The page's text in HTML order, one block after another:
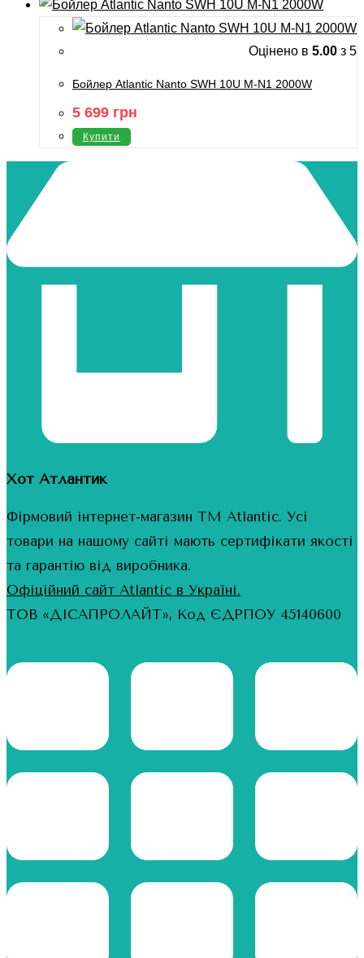
Оцінено в 5.00 з 5
Бойлер Atlantic Nanto SWH 10U M-N1 2000W
5 699 грн
Купити
Хот Атлантик
Фірмовий інтернет-магазин ТМ Atlantic. Усі
товари на нашому сайті мають сертифікати якості
та гарантію від виробника.
Офіційний сайт Atlantic в Україні.
ТОВ «ДІСАПРОЛАЙТ», Код ЄДРПОУ 45140600